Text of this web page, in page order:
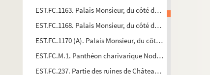
EST.FC.1163. Palais Monsieur, du côté des Jardins
EST.FC.1168. Palais Monsieur, du côté des Jardins
EST.FC.1170 (A). Palais Monsieur, du côté des Jardins
EST.FC.M.1. Panthéon charivarique Nodier
EST.FC.237. Partie des ruines de Château de l'Abbaye de